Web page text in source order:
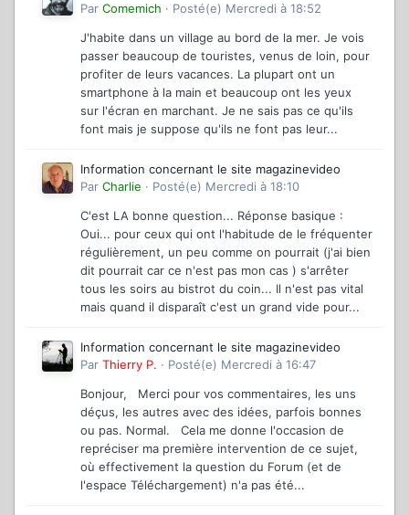
Par Comemich · Posté(e) Mercredi à 18:52
J'habite dans un village au bord de la mer. Je vois
passer beaucoup de touristes, venus de loin, pour
profiter de leurs vacances. La plupart ont un
smartphone à la main et beaucoup ont les yeux
sur l'écran en marchant. Je ne sais pas ce qu'ils
font mais je suppose qu'ils ne font pas leur...
Information concernant le site magazinevideo
Par Charlie · Posté(e) Mercredi à 18:10
C'est LA bonne question... Réponse basique :
Oui... pour ceux qui ont l'habitude de le fréquenter
régulièrement, un peu comme on pourrait (j'ai bien
dit pourrait car ce n'est pas mon cas ) s'arrêter
tous les soirs au bistrot du coin... Il n'est pas vital
mais quand il disparaît c'est un grand vide pour...
Information concernant le site magazinevideo
Par Thierry P. · Posté(e) Mercredi à 16:47
Bonjour, Merci pour vos commentaires, les uns
déçus, les autres avec des idées, parfois bonnes
ou pas. Normal. Cela me donne l'occasion de
repréciser ma première intervention de ce sujet,
où effectivement la question du Forum (et de
l'espace Téléchargement) n'a pas été...